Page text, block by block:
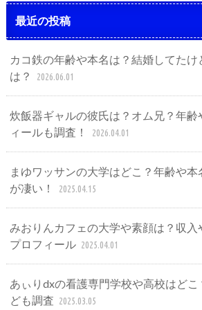
最近の投稿
カコ鉄の年齢や本名は？結婚してたけ
は？
2026.06.01
炊飯器ギャルの彼氏は？オム兄？年齢
ィールも調査！
2026.04.01
まゆワッサンの大学はどこ？年齢や
が凄い！
2025.04.15
みおりんカフェの大学や素顔は？収
プロフィール 2025.04.01
あぃりdxの看護専門学校や高校はど
ども調査 2025.03.05